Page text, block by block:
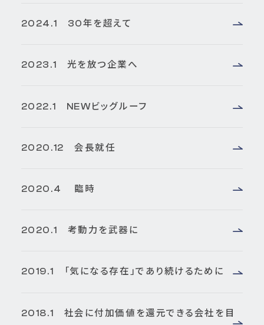
2024.1 30年を超えて
2023.1 光を放つ企業へ
2022.1 NEWビッグルーフ
2020.12 会長就任
2020.4 臨時
2020.1 考動力を武器に
2019.1 「気になる存在」であり続けるために
2018.1 社会に付加価値を還元できる会社を目